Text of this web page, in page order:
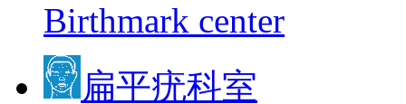
Birthmark center
扁平疣科室